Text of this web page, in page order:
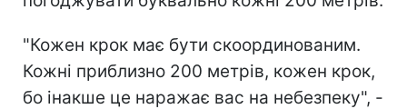
"Кожен крок має бути скоординованим.
Кожні приблизно 200 метрів, кожен крок,
бо інакше це наражає вас на небезпеку", -